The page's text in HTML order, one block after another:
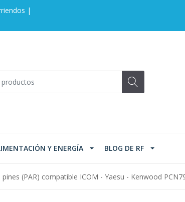
|
Y ENERGÍA BLOG DE RF
(PAR) compatible ICOM - Yaesu - Kenwood